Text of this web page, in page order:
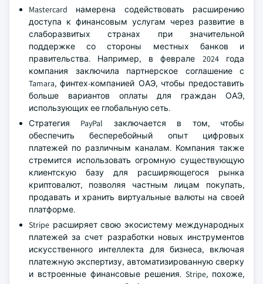
Mastercard намерена содействовать расширению
доступа к финансовым услугам через развитие в
слаборазвитых странах при значительной
поддержке со стороны местных банков и
правительства. Например, в феврале 2024 года
компания заключила партнерское соглашение с
Tamara, финтех-компанией ОАЭ, чтобы предоставить
больше вариантов оплаты для граждан ОАЭ,
использующих ее глобальную сеть.
Стратегия PayPal заключается в том, чтобы
обеспечить бесперебойный опыт цифровых
платежей по различным каналам. Компания также
стремится использовать огромную существующую
клиентскую базу для расширяющегося рынка
криптовалют, позволяя частным лицам покупать,
продавать и хранить виртуальные валюты на своей
платформе.
Stripe расширяет свою экосистему международных
платежей за счет разработки новых инструментов
искусственного интеллекта для бизнеса, включая
платежную экспертизу, автоматизированную сверку
и встроенные финансовые решения. Stripe, похоже,